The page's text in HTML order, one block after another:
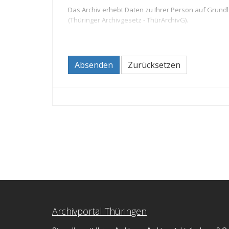
Das Archiv erhebt Daten zu Ihrer Person auf
(Thüringer Archivgesetz - ThürArchivG).
Ihre Einwilligung zur Verarbeitung Ihrer
beim Archiv Auskunft zu den über Sie
sich ggf. beim Thüringer
Die Unterlagen und Daten, die im Rahmen der
Aufbewahrungsfristen vernichtet bzw. gelöscht.
Absenden Zurücksetzen
Archivportal Thüringen